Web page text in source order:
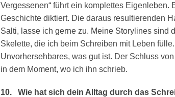
Vergessenen“ führt ein komplettes Eigenleben.
Geschichte diktiert. Die daraus resultierenden
Salti, lasse ich gerne zu. Meine Storylines sind
Skelette, die ich beim Schreiben mit Leben
Unvorhersehbares, was gut ist. Der Schluss
in dem Moment, wo ich ihn schrieb.
10. Wie hat sich dein Alltag durch das